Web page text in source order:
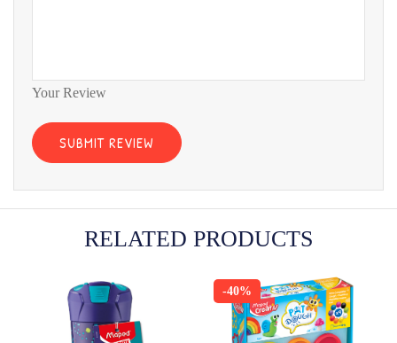
Your Review
RELATED PRODUCTS
-40%